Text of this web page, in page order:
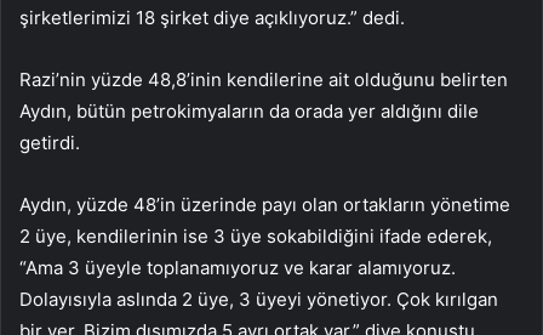
şirketlerimizi 18 şirket diye açıklıyoruz.” dedi.
Razi’nin yüzde 48,8’inin kendilerine ait olduğunu belirten
Aydın, bütün petrokimyaların da orada yer aldığını dile
getirdi.
Aydın, yüzde 48’in üzerinde payı olan ortakların yönetime
2 üye, kendilerinin ise 3 üye sokabildiğini ifade ederek,
“Ama 3 üyeyle toplanamıyoruz ve karar alamıyoruz.
Dolayısıyla aslında 2 üye, 3 üyeyi yönetiyor. Çok kırılgan